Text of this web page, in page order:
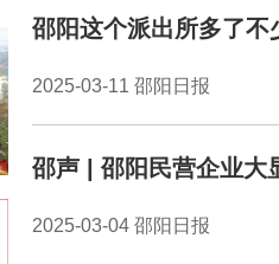
邵阳这个派出所多了不
2025-03-11 邵阳日报
邵声 | 邵阳民营企业大
2025-03-04 邵阳日报